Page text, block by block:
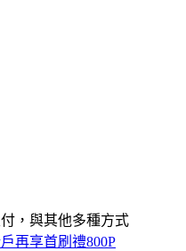
，與其他多種方式
再享首刷禮800P